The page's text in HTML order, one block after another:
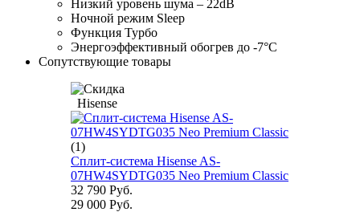
Низкий уровень шума – 22dB
Ночной режим Sleep
Функция Турбо
Энергоэффективный обогрев до -7°C
Сопутствующие товары
Hisense
(1)
Сплит-система Hisense AS-
07HW4SYDTG035 Neo Premium Classic
32 790 Руб.
29 000 Руб.